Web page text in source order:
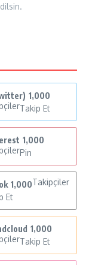
1,000
Takip Et
1,000
Pin
1,000Takipçiler
Et
1,000
Takip Et